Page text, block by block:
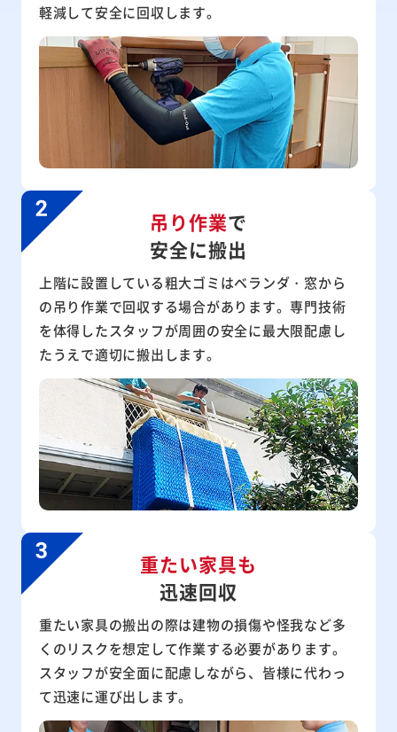
軽減して安全に回収します。
吊り作業で
安全に搬出
上階に設置している粗大ゴミはベランダ・窓から
の吊り作業で回収する場合があります。専門技術
を体得したスタッフが周囲の安全に最大限配慮し
たうえで適切に搬出します。
重たい家具も
迅速回収
重たい家具の搬出の際は建物の損傷や怪我など多
くのリスクを想定して作業する必要があります。
スタッフが安全面に配慮しながら、皆様に代わっ
て迅速に運び出します。